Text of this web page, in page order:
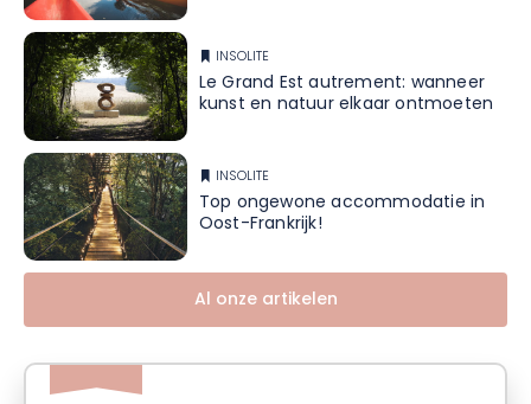
INSOLITE
Le Grand Est autrement: wanneer
kunst en natuur elkaar ontmoeten
INSOLITE
Top ongewone accommodatie in
Oost-Frankrijk!
Al onze artikelen